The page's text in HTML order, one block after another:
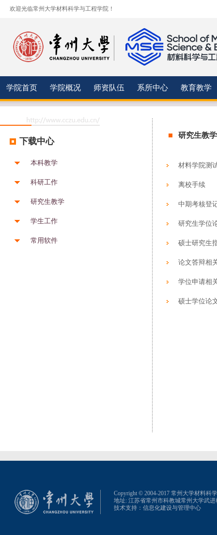
欢迎光临常州大学材料科学与工程学院！
学院首页 学院概况 师资队伍 系所中心 教育教学
下载中心
本科教学
科研工作
研究生教学
学生工作
常用软件
研究生教学
材料学院测
离校手续
中期考核登
研究生学位
硕士研究生
论文答辩相
学位申请相
硕士学位论
Copyright © 2004-2017 常州大学材料科
地址: 江苏省常州市科教城常州大学武
技术支持： 信息化建设与管理中心